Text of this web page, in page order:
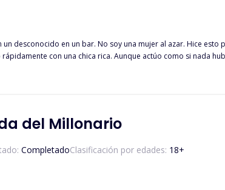
desconocido en un bar. No soy una mujer al azar. Hice
con una chica rica. Aunque actúo como si nada
Accidentalmente, me encontré con él. Él es más que
del Millonario
CompletadoClasificación por edades: 18+